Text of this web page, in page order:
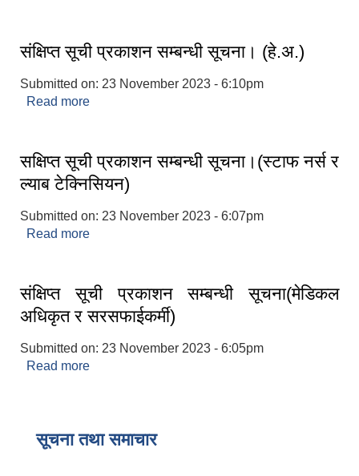
संक्षिप्त सूची प्रकाशन सम्बन्धी सूचना। (हे.अ.)
Submitted on: 23 November 2023 - 6:10pm
Read more
सक्षिप्त सूची प्रकाशन सम्बन्धी सूचना।(स्टाफ नर्स र
ल्याब टेक्निसियन)
Submitted on: 23 November 2023 - 6:07pm
Read more
संक्षिप्त सूची प्रकाशन सम्बन्धी सूचना(मेडिकल
अधिकृत र सरसफाईकर्मी)
Submitted on: 23 November 2023 - 6:05pm
Read more
सूचना तथा समाचार